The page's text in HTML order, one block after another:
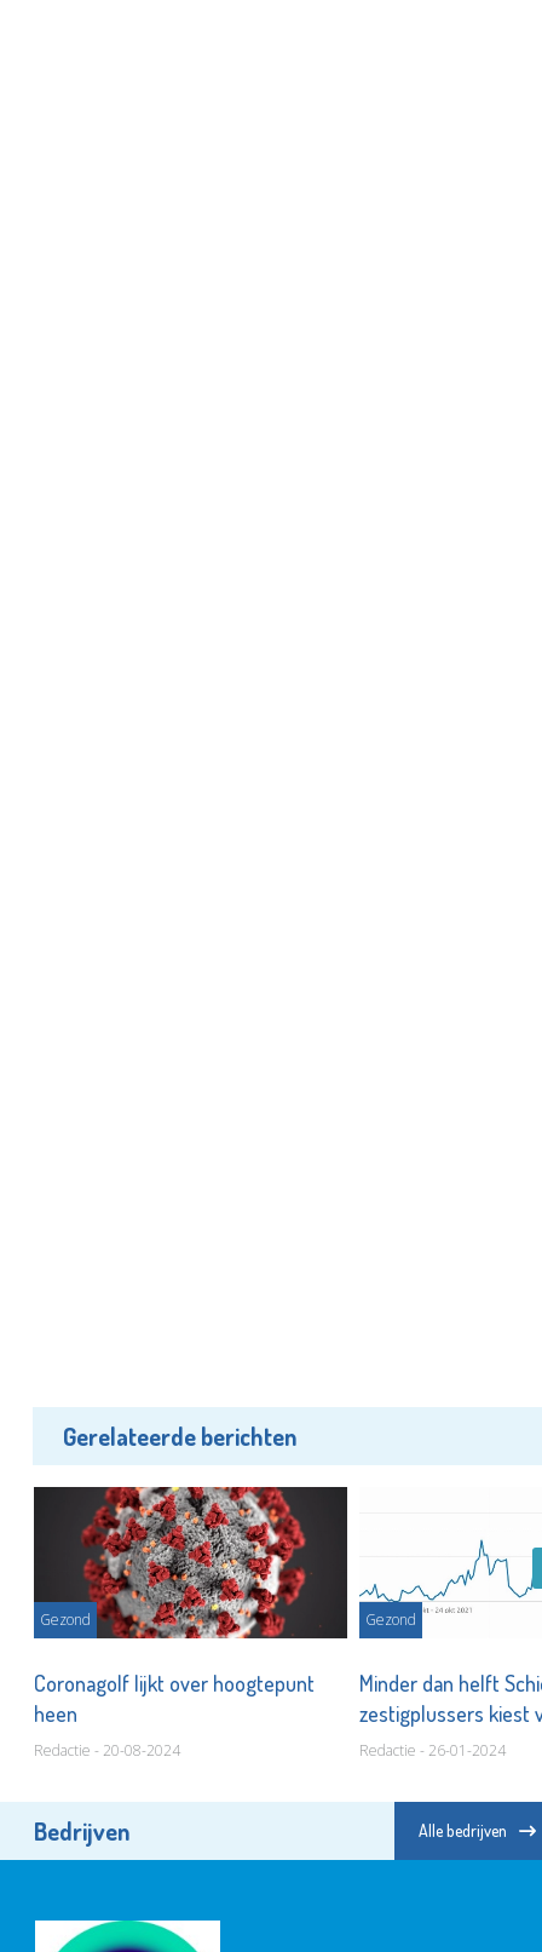
Gerelateerde berichten
Gezond
Coronagolf lijkt over hoogtepunt
heen
Redactie - 20-08-2024
Gezond
Minder dan helft
zestigplussers kiest
Redactie - 26-01-2024
Bedrijven Alle bedrijven